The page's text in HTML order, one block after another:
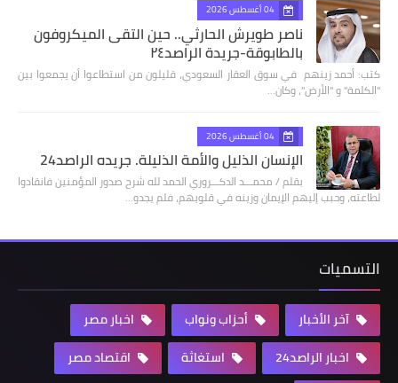
04 أغسطس 2026
ناصر طويرش الحارثي.. حين التقى الميكروفون
بالطابوقة-جريدة الراصد٢٤
كتب: أحمد زينهم في سوق العقار السعودي، قليلون من استطاعوا أن يجمعوا بين
"الكلمة" و "الأرض"، وكان…
04 أغسطس 2026
الإنسان الذليل والأمة الذليلة. جريده الراصد24
بقلم / محمـــد الدكـــروري الحمد لله شرح صدور المؤمنين فانقادوا
لطاعته، وحبب إليهم الإيمان وزينه في قلوبهم، فلم يجدو…
التسميات
آخر الأخبار أحزاب ونواب
اخبار مصر
اخبار الراصد24
استغاثة
اقتصاد مصر